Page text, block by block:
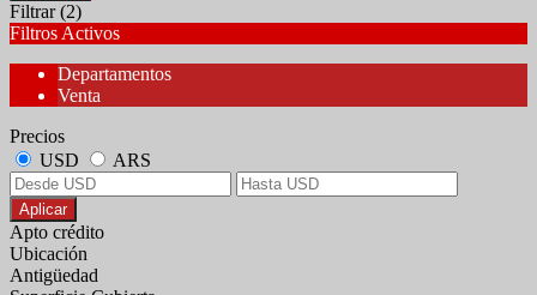
Filtrar (2)
Filtros Activos
Departamentos
Venta
Precios
USD
ARS
Aplicar
Apto crédito
Ubicación
Antigüedad